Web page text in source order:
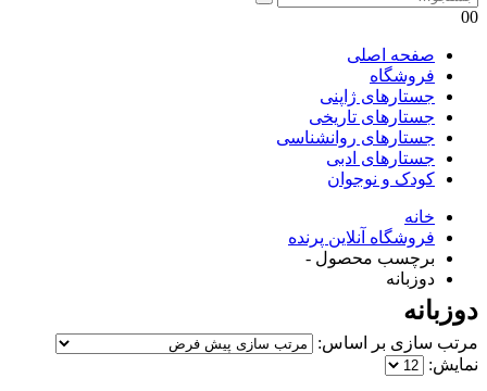
00
صفحه اصلی
فروشگاه
جستارهای ژاپنی
جستارهای تاریخی
جستارهای روانشناسی
جستارهای ادبی
کودک و نوجوان
خانه
فروشگاه آنلاین پرنده
برچسب محصول -
دوزبانه
دوزبانه
مرتب سازی بر اساس:
نمایش: